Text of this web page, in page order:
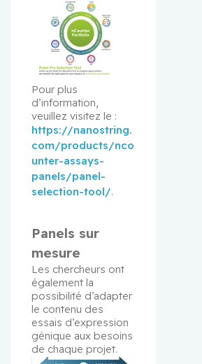
Pour plus
d’information,
https://nanostring.
com/products/nco
unter-assays-
panels/panel-
selection-tool/.
Panels sur
mesure
Les chercheurs ont
également la
possibilité d’adapter
le contenu des
essais d’expression
génique aux besoins
de chaque projet.